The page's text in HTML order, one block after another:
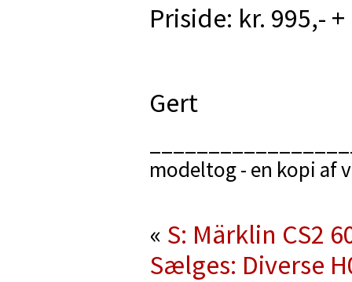
Priside: kr. 995,-
Gert
modeltog - en kopi af
« S: Märklin CS2
Sælges: Diverse